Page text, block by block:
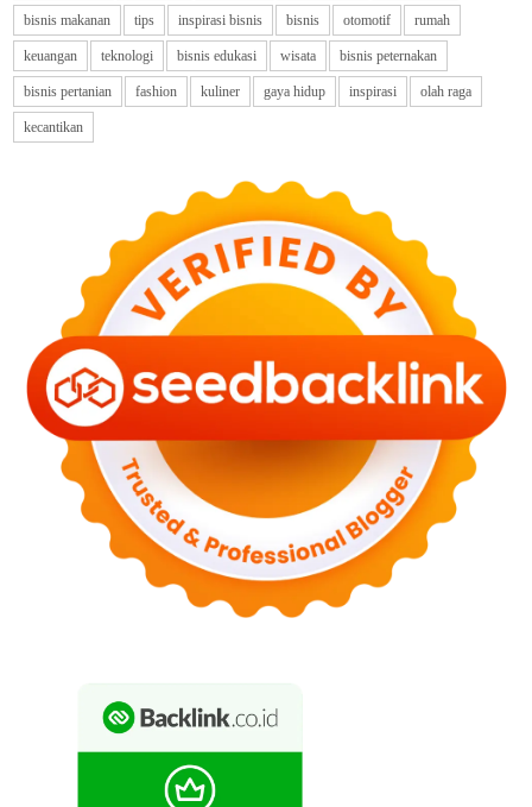
bisnis makanan tips inspirasi bisnis bisnis otomotif rumah
keuangan teknologi bisnis edukasi wisata bisnis peternakan
bisnis pertanian fashion kuliner gaya hidup inspirasi olah raga
kecantikan